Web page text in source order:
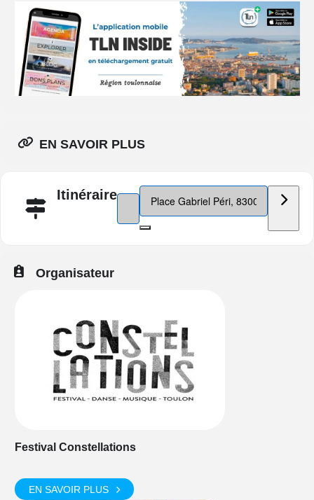
EN SAVOIR PLUS
ItinéraireAddress - Festival Constellations 2025 []
Destination Address - Festival
Organisateur
Festival Constellations
EN SAVOIR PLUS